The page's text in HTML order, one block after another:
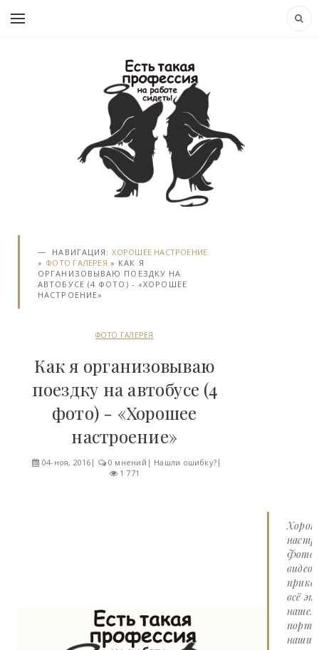
НАВИГАЦИЯ:ХОРОШЕЕ НАСТРОЕНИЕ.
» ФОТО ГАЛЕРЕЯ » КАК Я
ОРГАНИЗОВЫВАЮ ПОЕЗДКУ НА
АВТОБУСЕ (4 ФОТО) - «ХОРОШЕЕ
НАСТРОЕНИЕ»
ФОТО ГАЛЕРЕЯ
Как я организовываю
поездку на автобусе (4
фото) - «Хорошее
настроение»
04-ноя, 2016 0 мнений | Нашли ошибку?
1 771
Фото
видео
всё
нашем
наши